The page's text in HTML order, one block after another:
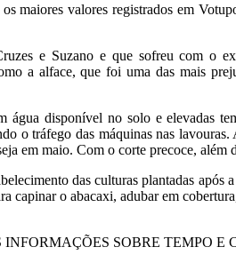
maiores valores registrados em
e Suzano e que sofreu com o
a alface, que foi uma das mais
disponível no solo e elevadas
o tráfego das máquinas nas
em maio. Com o corte precoce,
das culturas plantadas
capinar o abacaxi, adubar em
SOBRE TEMPO E